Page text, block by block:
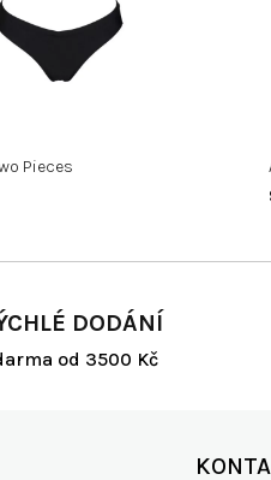
DODÁNÍ
od 3500 Kč
Pieces